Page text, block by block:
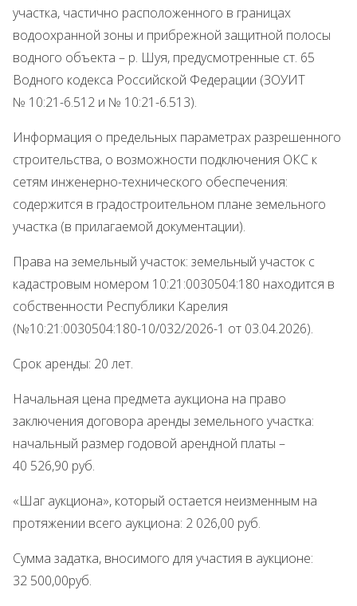
участка, частично расположенного в границах
водоохранной зоны и прибрежной защитной полосы
водного объекта – р. Шуя, предусмотренные ст. 65
Водного кодекса Российской Федерации (ЗОУИТ
№ 10:21-6.512 и № 10:21-6.513).
Информация о предельных параметрах разрешенного
строительства, о возможности подключения ОКС к
сетям инженерно-технического обеспечения:
содержится в градостроительном плане земельного
участка (в прилагаемой документации).
Права на земельный участок: земельный участок с
кадастровым номером 10:21:0030504:180 находится в
собственности Республики Карелия
(№10:21:0030504:180-10/032/2026-1 от 03.04.2026).
Срок аренды: 20 лет.
Начальная цена предмета аукциона на право
заключения договора аренды земельного участка:
начальный размер годовой арендной платы –
40 526,90 руб.
«Шаг аукциона», который остается неизменным на
протяжении всего аукциона: 2 026,00 руб.
Сумма задатка, вносимого для участия в аукционе:
32 500,00руб.